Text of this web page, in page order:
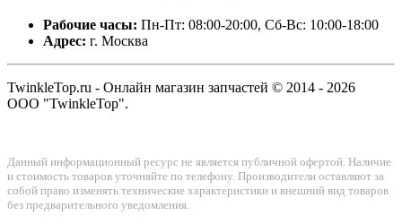
Рабочие часы: Пн-Пт: 08:00-20:00, Сб-Вс: 10:00-18:00
Адрес: г. Москва
TwinkleTop.ru - Онлайн магазин запчастей © 2014 - 2026
ООО "TwinkleTop".
Данный информационный ресурс не является публичной офертой. Наличие
и стоимость товаров уточняйте по телефону. Производители оставляют за
собой право изменять технические характеристики и внешний вид товаров
без предварительного уведомления.